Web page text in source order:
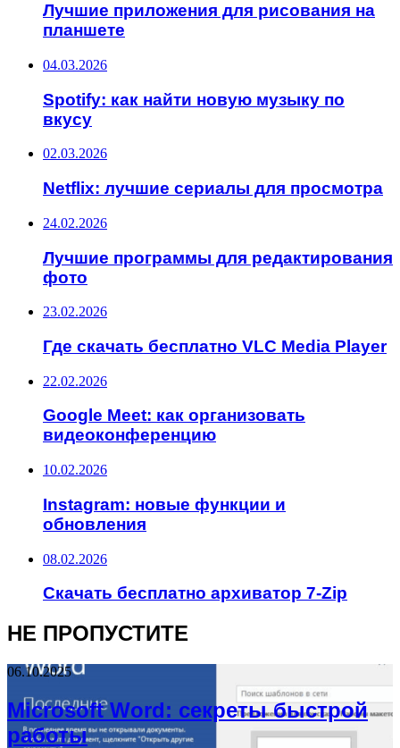
Лучшие приложения для рисования на
планшете
04.03.2026
Spotify: как найти новую музыку по
вкусу
02.03.2026
Netflix: лучшие сериалы для просмотра
24.02.2026
Лучшие программы для редактирования
фото
23.02.2026
Где скачать бесплатно VLC Media Player
22.02.2026
Google Meet: как организовать
видеоконференцию
10.02.2026
Instagram: новые функции и
обновления
08.02.2026
Скачать бесплатно архиватор 7-Zip
НЕ ПРОПУСТИТЕ
06.10.2025
Microsoft Word: секреты быстрой
работы